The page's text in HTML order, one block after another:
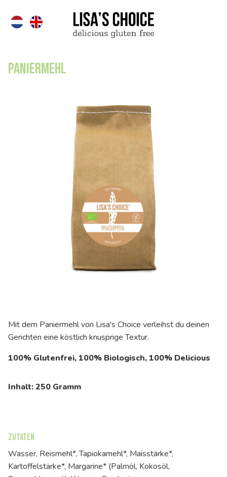
Paniermehl
Mit dem Paniermehl von Lisa's Choice verleihst du deinen
Gerichten eine köstlich knusprige Textur.
100% Glutenfrei, 100% Biologisch, 100% Delicious
Inhalt: 250 Gramm
Zutaten
Wasser, Reismehl*, Tapiokamehl*, Maisstärke*,
Kartoffelstärke*, Margarine* (Palmöl, Kokosöl,